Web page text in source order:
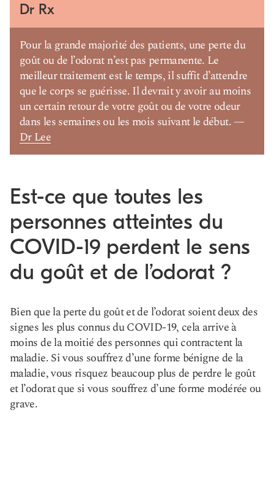
Dr Rx
Pour la grande majorité des patients, une perte du
goût ou de l’odorat n’est pas permanente. Le
meilleur traitement est le temps, il suffit d’attendre
que le corps se guérisse. Il devrait y avoir au moins
un certain retour de votre goût ou de votre odeur
dans les semaines ou les mois suivant le début. —
Dr Lee
Est-ce que toutes les
personnes atteintes du
COVID-19 perdent le sens
du goût et de l’odorat ?
Bien que la perte du goût et de l’odorat soient deux des
signes les plus connus du COVID-19, cela arrive à
moins de la moitié des personnes qui contractent la
maladie. Si vous souffrez d’une forme bénigne de la
maladie, vous risquez beaucoup plus de perdre le goût
et l’odorat que si vous souffrez d’une forme modérée ou
grave.